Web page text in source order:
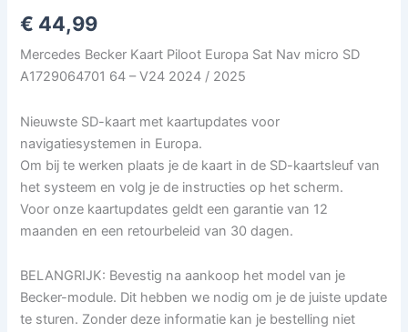
€ 44,99
Mercedes Becker Kaart Piloot Europa Sat Nav micro SD
A1729064701 64 – V24 2024 / 2025
Nieuwste SD-kaart met kaartupdates voor
navigatiesystemen in Europa.
Om bij te werken plaats je de kaart in de SD-kaartsleuf van
het systeem en volg je de instructies op het scherm.
Voor onze kaartupdates geldt een garantie van 12
maanden en een retourbeleid van 30 dagen.
BELANGRIJK: Bevestig na aankoop het model van je
Becker-module. Dit hebben we nodig om je de juiste update
te sturen. Zonder deze informatie kan je bestelling niet